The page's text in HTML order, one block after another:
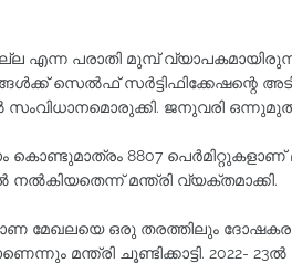
എന്ന പരാതി മുമ്പ്
സെല്‍ഫ് സര്‍ട്ടിഫിക്കേഷന്റെ
ജനുവരി
കൊണ്ടുമാത്രം 8807
നല്‍കിയതെന്ന് മന്ത്രി വ്യക്തമാക്കി.
മേഖലയെ ഒരു തരത്തിലും
മന്ത്രി ചൂണ്ടിക്കാട്ടി. 2022-